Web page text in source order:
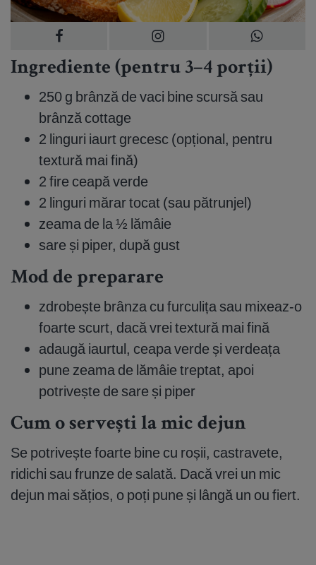
Ingrediente (pentru 3–4 porții)
250 g brânză de vaci bine scursă sau
brânză cottage
2 linguri iaurt grecesc (opțional, pentru
textură mai fină)
2 fire ceapă verde
2 linguri mărar tocat (sau pătrunjel)
zeama de la ½ lămâie
sare și piper, după gust
Mod de preparare
zdrobește brânza cu furculița sau mixeaz-o
foarte scurt, dacă vrei textură mai fină
adaugă iaurtul, ceapa verde și verdeața
pune zeama de lămâie treptat, apoi
potrivește de sare și piper
Cum o servești la mic dejun
Se potrivește foarte bine cu roșii, castravete,
ridichi sau frunze de salată. Dacă vrei un mic
dejun mai sățios, o poți pune și lângă un ou fiert.